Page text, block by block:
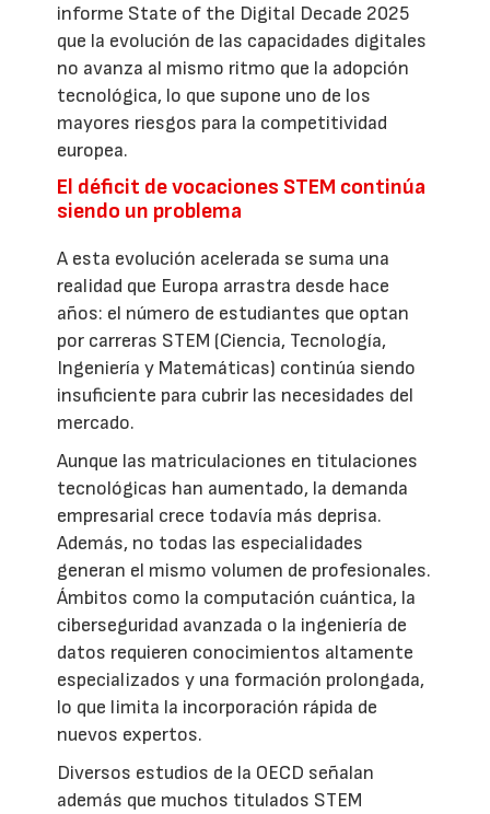
informe State of the Digital Decade 2025
que la evolución de las capacidades digitales
no avanza al mismo ritmo que la adopción
tecnológica, lo que supone uno de los
mayores riesgos para la competitividad
europea.
El déficit de vocaciones STEM continúa
siendo un problema
A esta evolución acelerada se suma una
realidad que Europa arrastra desde hace
años: el número de estudiantes que optan
por carreras STEM (Ciencia, Tecnología,
Ingeniería y Matemáticas) continúa siendo
insuficiente para cubrir las necesidades del
mercado.
Aunque las matriculaciones en titulaciones
tecnológicas han aumentado, la demanda
empresarial crece todavía más deprisa.
Además, no todas las especialidades
generan el mismo volumen de profesionales.
Ámbitos como la computación cuántica, la
ciberseguridad avanzada o la ingeniería de
datos requieren conocimientos altamente
especializados y una formación prolongada,
lo que limita la incorporación rápida de
nuevos expertos.
Diversos estudios de la OECD señalan
además que muchos titulados STEM